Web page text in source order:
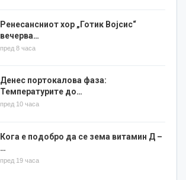
Ренесансниот хор „Готик Војсис“
вечерва…
пред 8 часа
Денес портокалова фаза:
Температурите до…
пред 10 часа
Кога е подобро да се зема витамин Д –
…
пред 19 часа